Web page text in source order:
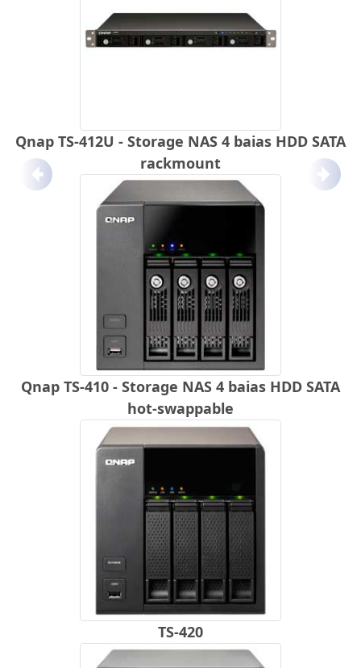
Qnap TS-412U - Storage NAS 4 baias HDD SATA
rackmount
Qnap TS-410 - Storage NAS 4 baias HDD SATA
hot-swappable
TS-420
Anterior